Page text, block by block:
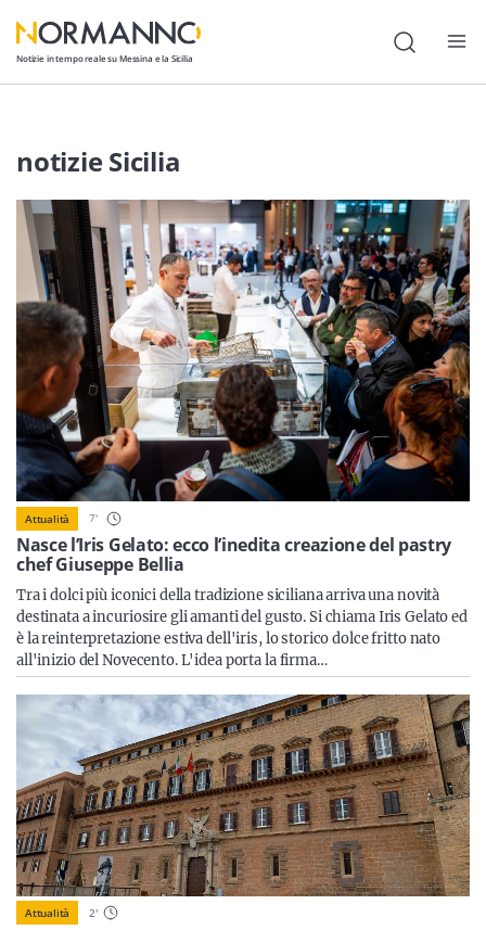
Notizie in tempo reale su Messina e la Sicilia
Attualità
Politica
Cultura
Lavoro
Società
Economia
Sport
Sicilia
Servizi
Resta sempre aggiornato con le ultime news, iscriviti alla
nostra newsletter
Iscriviti
notizie Sicilia
Nasce l’Iris Gelato: ecco l’inedita creazione del pastry
chef Giuseppe Bellia
Attualità 7'
Tra i dolci più iconici della tradizione siciliana arriva una novità
destinata a incuriosire gli amanti del gusto. Si chiama Iris Gelato ed
è la reinterpretazione estiva dell'iris, lo storico dolce fritto nato
all'inizio del Novecento. L'idea porta la firma…
Attualità 2'